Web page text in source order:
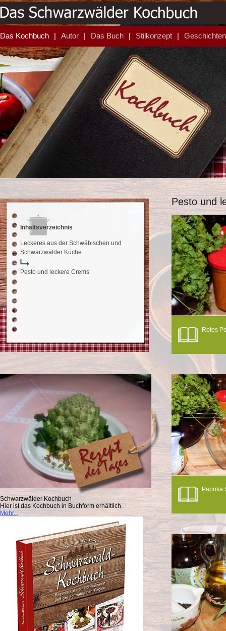
Das Kochbuch Autor Das Buch Stilkonzept Geschichten
Pesto und
Rotes
Paprika
Inhaltsverzeichnis
Leckeres aus der Schwäbischen und
Schwarzwälder Küche
Pesto und leckere Crems
Schwarzwälder Kochbuch
Hier ist das Kochbuch in Buchform erhältlich
Mehr...